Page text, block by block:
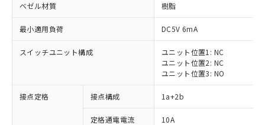
ベゼル材質 樹脂
最小適用負荷 DC5V 6mA
スイッチユニット構成
ユニット位置1: NC
ユニット位置2: NC
ユニット位置3: NO
接点定格 接点構成 1a+2b
定格通電電流 10A